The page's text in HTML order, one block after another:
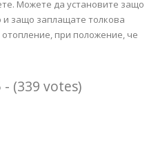
Можете да установите защо
и защо заплащате толкова
при положение, че
- (339 votes)